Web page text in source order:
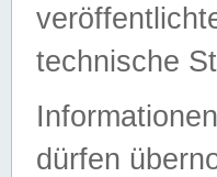
technische
dürfen